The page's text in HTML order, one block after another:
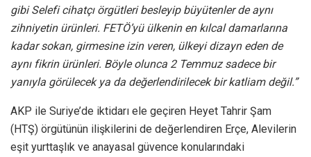
gibi Selefi cihatçı örgütleri besleyip büyütenler de aynı
zihniyetin ürünleri. FETÖ’yü ülkenin en kılcal damarlarına
kadar sokan, girmesine izin veren, ülkeyi dizayn eden de
aynı fikrin ürünleri. Böyle olunca 2 Temmuz sadece bir
yanıyla görülecek ya da değerlendirilecek bir katliam değil.”
AKP ile Suriye’de iktidarı ele geçiren Heyet Tahrir Şam
(HTŞ) örgütünün ilişkilerini de değerlendiren Erçe, Alevilerin
eşit yurttaşlık ve anayasal güvence konularındaki